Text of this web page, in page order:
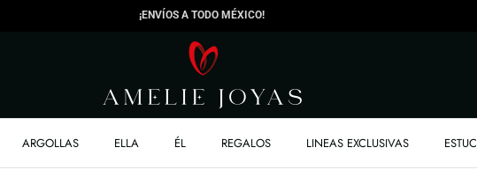
¡ENVÍOS A TODO MÉXICO!
ARGOLLAS ELLA ÉL REGALOS LINEAS EXCLUSIVAS